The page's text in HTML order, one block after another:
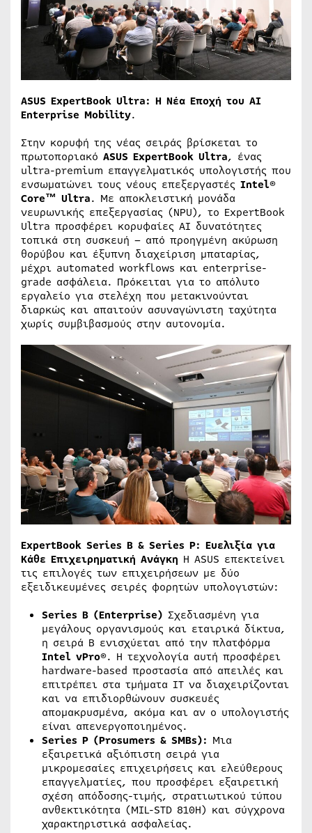
ASUS ExpertBook Ultra: Η Νέα Εποχή του AI
Enterprise Mobility.
Στην κορυφή της νέας σειράς βρίσκεται το
πρωτοποριακό ASUS ExpertBook Ultra, ένας
ultra-premium επαγγελματικός υπολογιστής που
ενσωματώνει τους νέους επεξεργαστές Intel®
Core™ Ultra. Με αποκλειστική μονάδα
νευρωνικής επεξεργασίας (NPU), το ExpertBook
Ultra προσφέρει κορυφαίες AI δυνατότητες
τοπικά στη συσκευή – από προηγμένη ακύρωση
θορύβου και έξυπνη διαχείριση μπαταρίας,
μέχρι automated workflows και enterprise-
grade ασφάλεια. Πρόκειται για το απόλυτο
εργαλείο για στελέχη που μετακινούνται
διαρκώς και απαιτούν ασυναγώνιστη ταχύτητα
χωρίς συμβιβασμούς στην αυτονομία.
ExpertBook Series B & Series P: Ευελιξία για
Κάθε Επιχειρηματική Ανάγκη Η ASUS επεκτείνει
τις επιλογές των επιχειρήσεων με δύο
εξειδικευμένες σειρές φορητών υπολογιστών:
Series B (Enterprise) Σχεδιασμένη για
μεγάλους οργανισμούς και εταιρικά δίκτυα,
η σειρά Β ενισχύεται από την πλατφόρμα
Intel vPro®. Η τεχνολογία αυτή προσφέρει
hardware-based προστασία από απειλές και
επιτρέπει στα τμήματα IT να διαχειρίζονται
και να επιδιορθώνουν συσκευές
απομακρυσμένα, ακόμα και αν ο υπολογιστής
είναι απενεργοποιημένος.
Series P (Prosumers & SMBs): Μια
εξαιρετικά αξιόπιστη σειρά για
μικρομεσαίες επιχειρήσεις και ελεύθερους
επαγγελματίες, που προσφέρει εξαιρετική
σχέση απόδοσης-τιμής, στρατιωτικού τύπου
ανθεκτικότητα (MIL-STD 810H) και σύγχρονα
χαρακτηριστικά ασφαλείας.